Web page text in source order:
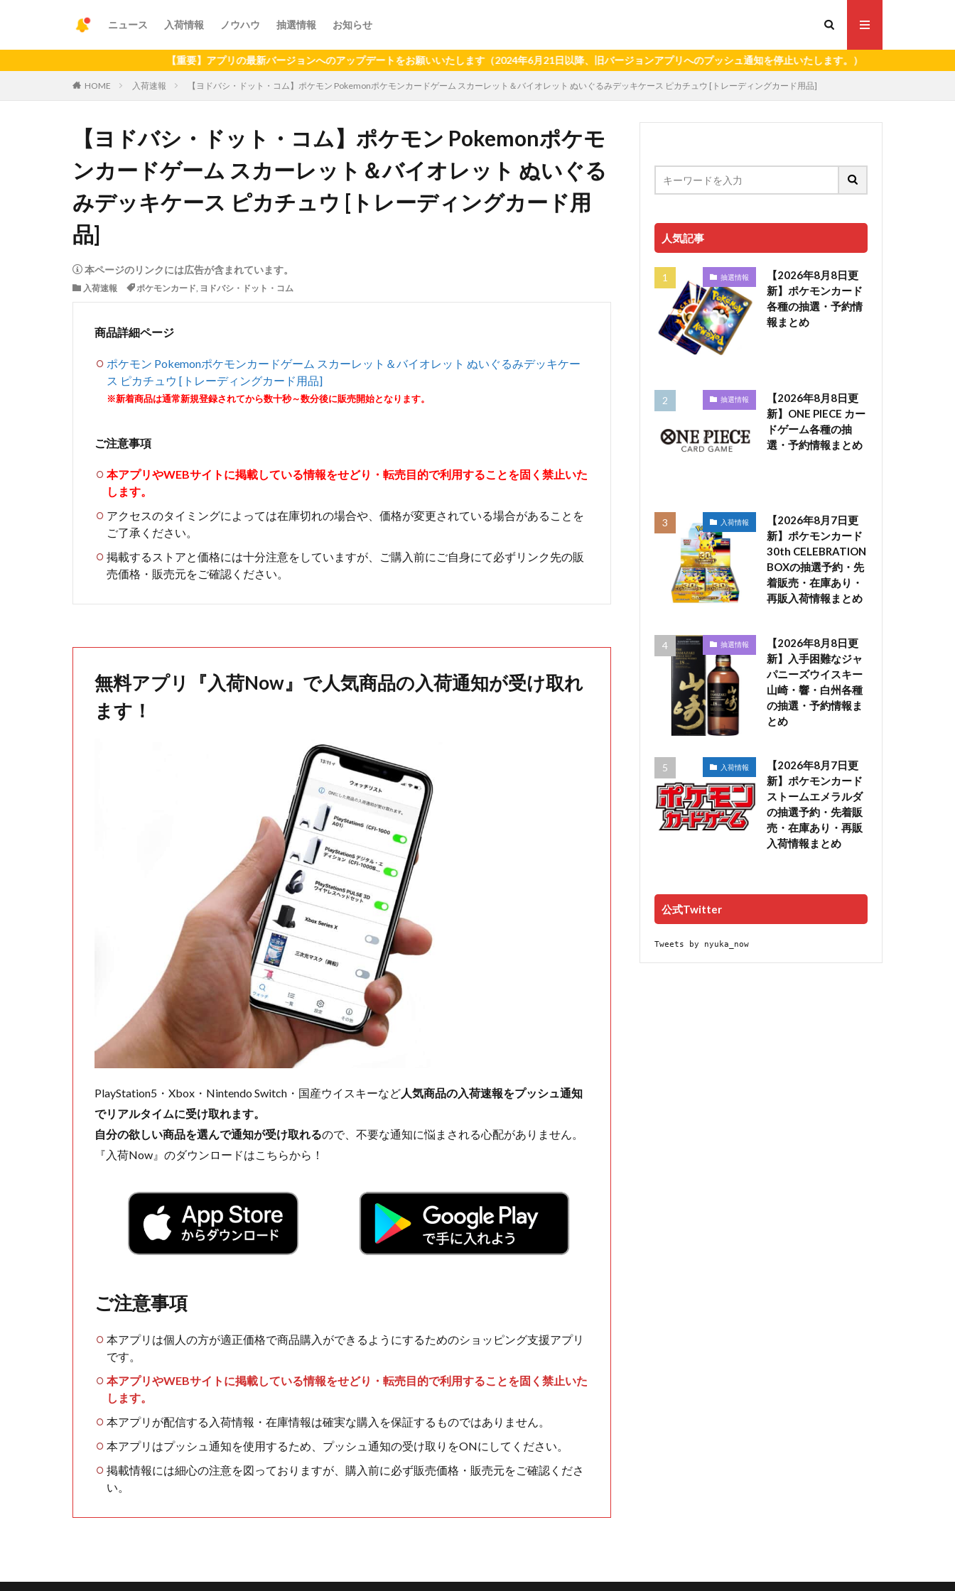
ニュース 入荷情報 ノウハウ 抽選情報 お知らせ
【重要】アプリの最新バージョンへのアップデートをお願いいたします（2024年6月21日以降、旧バージョンアプリへのプッシュ通知を停止いたします。）
HOME 入荷速報 【ヨドバシ・ドット・コム】ポケモン Pokemonポケモンカードゲーム スカーレット＆バイオレット ぬいぐるみデッキケース ピカチュウ [トレーディングカード用品]
【ヨドバシ・ドット・コム】ポケモン Pokemonポケモ
ンカードゲーム スカーレット＆バイオレット ぬいぐる
みデッキケース ピカチュウ [トレーディングカード用
品]
本ページのリンクには広告が含まれています。
入荷速報 ポケモンカード, ヨドバシ・ドット・コム
商品詳細ページ
ポケモン Pokemonポケモンカードゲーム スカーレット＆バイオレット ぬいぐるみデッキケー
ス ピカチュウ [トレーディングカード用品]
※新着商品は通常新規登録されてから数十秒～数分後に販売開始となります。
ご注意事項
本アプリやWEBサイトに掲載している情報をせどり・転売目的で利用することを固く禁止いた
します。
アクセスのタイミングによっては在庫切れの場合や、価格が変更されている場合があることを
ご了承ください。
掲載するストアと価格には十分注意をしていますが、ご購入前にご自身にて必ずリンク先の販
売価格・販売元をご確認ください。
無料アプリ『入荷Now』で人気商品の入荷通知が受け取れ
ます！
PlayStation5・Xbox・Nintendo Switch・国産ウイスキーなど人気商品の入荷速報をプッシュ通知
でリアルタイムに受け取れます。
自分の欲しい商品を選んで通知が受け取れるので、不要な通知に悩まされる心配がありません。
『入荷Now』のダウンロードはこちらから！
ご注意事項
本アプリは個人の方が適正価格で商品購入ができるようにするためのショッピング支援アプリ
です。
本アプリやWEBサイトに掲載している情報をせどり・転売目的で利用することを固く禁止いた
します。
本アプリが配信する入荷情報・在庫情報は確実な購入を保証するものではありません。
本アプリはプッシュ通知を使用するため、プッシュ通知の受け取りをONにしてください。
掲載情報には細心の注意を図っておりますが、購入前に必ず販売価格・販売元をご確認くださ
い。
人気記事
抽選情報
【2026年8月8日更
新】ポケモンカード
各種の抽選・予約情
報まとめ
抽選情報
【2026年8月8日更
新】ONE PIECE カー
ドゲーム各種の抽
選・予約情報まとめ
入荷情報
【2026年8月7日更
新】ポケモンカード
30th CELEBRATION
BOXの抽選予約・先
着販売・在庫あり・
再販入荷情報まとめ
抽選情報
【2026年8月8日更
新】入手困難なジャ
パニーズウイスキー
山崎・響・白州各種
の抽選・予約情報ま
とめ
入荷情報
【2026年8月7日更
新】ポケモンカード
ストームエメラルダ
の抽選予約・先着販
売・在庫あり・再販
入荷情報まとめ
公式Twitter
Tweets by nyuka_now